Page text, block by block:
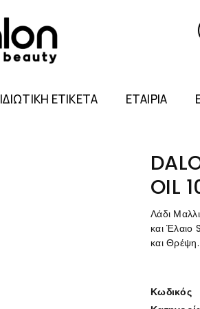
ΙΔΙΩΤΙΚΗ ΕΤΙΚΕΤΑ ΕΤΑΙΡΙΑ
OIL
Λάδι
και
και Θρέψη.
Κωδικός